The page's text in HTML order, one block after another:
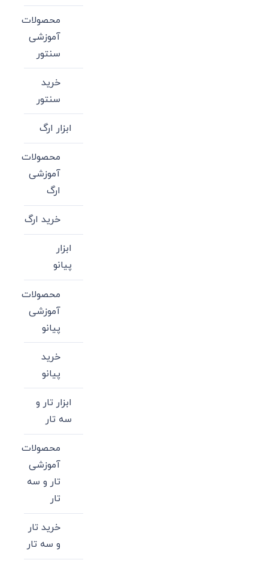
محصولات
آموزشی
سنتور
خرید
سنتور
ابزار ارگ
محصولات
آموزشی
ارگ
خرید ارگ
ابزار
پیانو
محصولات
آموزشی
پیانو
خرید
پیانو
ابزار تار و
سه تار
محصولات
آموزشی
تار و سه
تار
خرید تار
و سه تار